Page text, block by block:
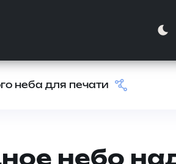
неба для печати
небо